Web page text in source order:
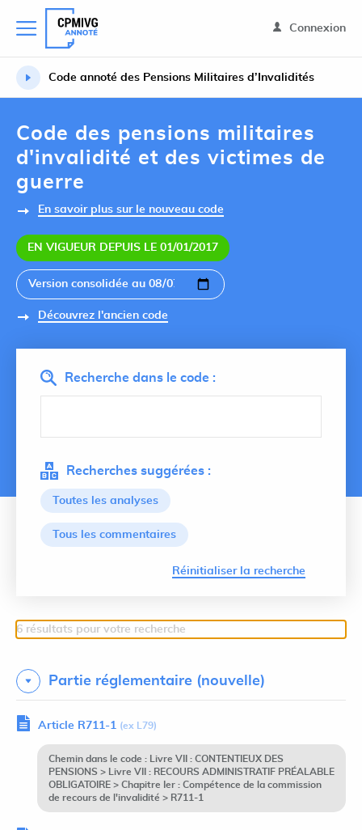
Connexion
Code annoté des Pensions Militaires d’Invalidités
Code des pensions militaires
d'invalidité et des victimes de
guerre
En savoir plus sur le nouveau code
EN VIGUEUR DEPUIS LE 01/01/2017
Découvrez l'ancien code
Recherche dans le code :
Recherches suggérées :
Toutes les analyses
Tous les commentaires
Réinitialiser la recherche
6 résultats pour votre recherche
Partie réglementaire (nouvelle)
Article R711-1 (ex L79)
Chemin dans le code : Livre VII : CONTENTIEUX DES
PENSIONS > Livre VII : RECOURS ADMINISTRATIF PRÉALABLE
OBLIGATOIRE > Chapitre Ier : Compétence de la commission
de recours de l'invalidité > R711-1